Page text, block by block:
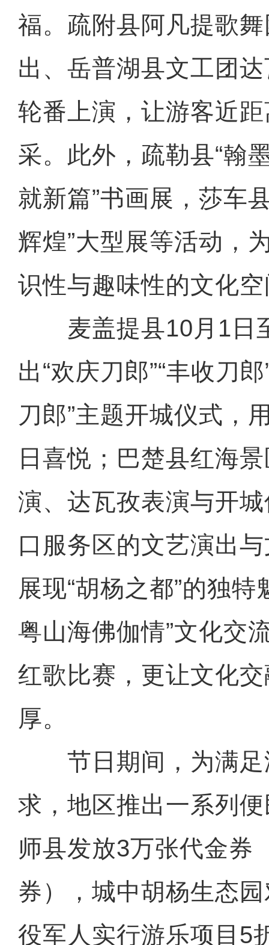
福。疏附县阿凡提歌
出、岳普湖县文工团
轮番上演，让游客近
采。此外，疏勒县“翰
就新篇”书画展，莎车
辉煌”大型展等活动，
识性与趣味性的文化
麦盖提县10月1日
出“欢庆刀郎”“丰收刀
刀郎”主题开城仪式，
日喜悦；巴楚县红海
演、达瓦孜表演与开
口服务区的文艺演出
展现“胡杨之都”的独特
粤山海佛伽情”文化交
红歌比赛，更让文化
厚。
节日期间，为满足
求，地区推出一系列
师县发放3万张代金券
券），城中胡杨生态
役军人实行游乐项目5